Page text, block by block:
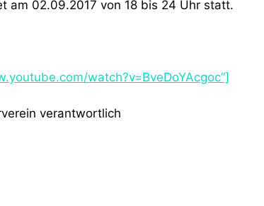
am 02.09.2017 von 18 bis 24 Uhr statt.
watch?v=BveDoYAcgoc“]
verantwortlich